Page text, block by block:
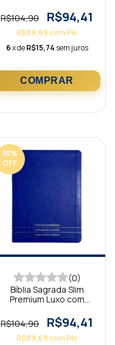
de Flores Pink
R$104,90 R$94,41
R$89,69 comPix
6x deR$15,74 sem juros
10%
OFF
(0)
Bíblia Sagrada Slim
Premium Luxo com
Minimalista Azul
R$104,90 R$94,41
R$89,69 comPix